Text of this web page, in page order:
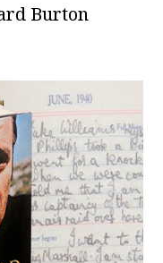
Burton